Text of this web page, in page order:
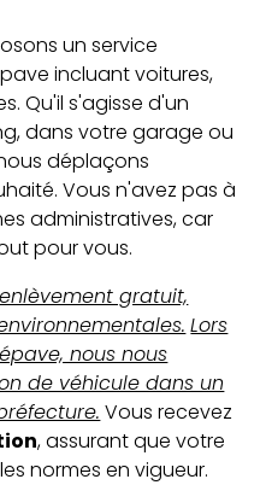
un service
incluant voitures,
Qu'il s'agisse d'un
dans votre garage ou
déplaçons
Vous n'avez pas à
administratives, car
pour vous.
gratuit,
Lors
nous nous
de véhicule dans un
Vous recevez
, assurant que votre
normes en vigueur.